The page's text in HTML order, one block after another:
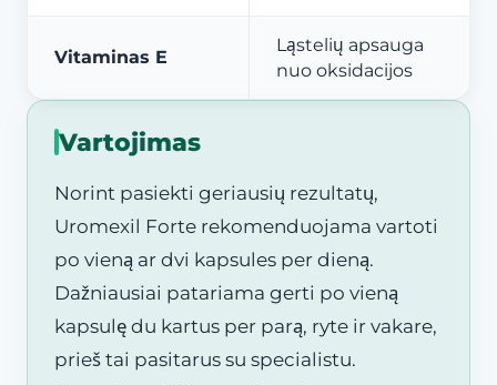
Vitaminas E
Ląstelių apsauga
nuo oksidacijos
Vartojimas
Norint pasiekti geriausių rezultatų,
Uromexil Forte rekomenduojama vartoti
po vieną ar dvi kapsules per dieną.
Dažniausiai patariama gerti po vieną
kapsulę du kartus per parą, ryte ir vakare,
prieš tai pasitarus su specialistu.